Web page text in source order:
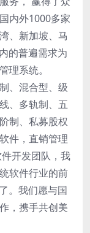
内外1000多家
、新加坡、马
的普遍需求为
理系统。
、混合型、级
、多轨制、五
制、私募股权
件，直销管理
开发团队，我
软件行业的前
。我们愿与国
，携手共创美